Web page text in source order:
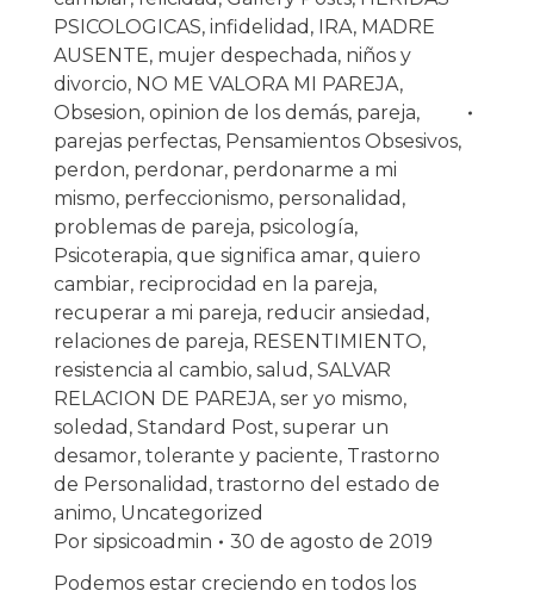
PSICOLOGICAS, infidelidad , IRA, MADRE
AUSENTE, mujer despechada, niños y
divorcio, NO ME VALORA MI PAREJA,
Obsesion, opinion de los demás, pareja,
parejas perfectas, Pensamientos Obsesivos,
perdon, perdonar, perdonarme a mi
mismo, perfeccionismo, personalidad ,
problemas de pareja, psicología,
Psicoterapia, que significa amar, quiero
cambiar, reciprocidad en la pareja,
recuperar a mi pareja, reducir ansiedad ,
relaciones de pareja, RESENTIMIENTO,
resistencia al cambio, salud , SALVAR
RELACION DE PAREJA, ser yo mismo,
soledad , Standard Post, superar un
desamor, tolerante y paciente, Trastorno
de Personalidad , trastorno del estado de
animo, Uncategorized
Por sipsicoadmin
30 de agosto de 2019
Podemos estar creciendo en todos los